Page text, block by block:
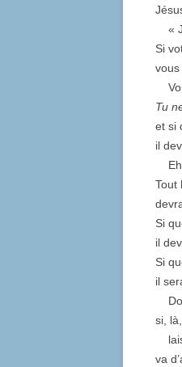
«
Si
vous
Tu
et si
il
Eh
Tout
Si
il
Si
il
si,
va